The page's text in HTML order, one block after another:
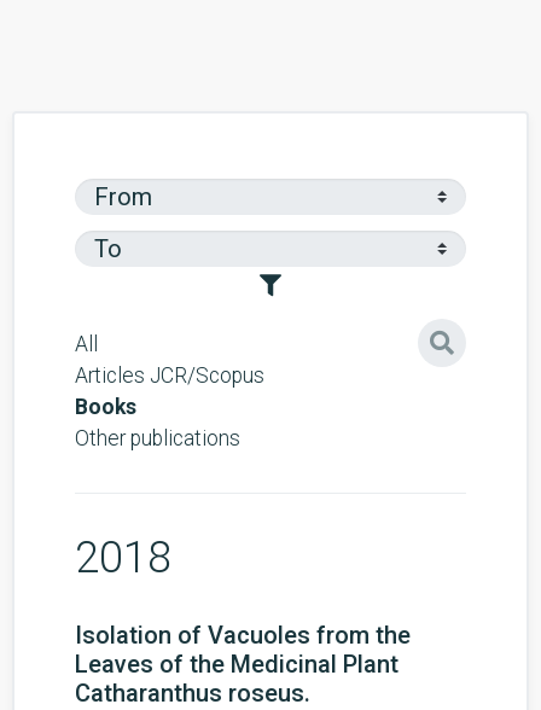
All
Articles JCR/Scopus
Books
Other publications
2018
Isolation of Vacuoles from the
Leaves of the Medicinal Plant
Catharanthus roseus.